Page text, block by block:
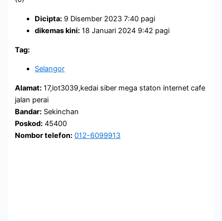
Dicipta: 9 Disember 2023 7:40 pagi
dikemas kini: 18 Januari 2024 9:42 pagi
Tag:
Selangor
Alamat: 17,lot3039,kedai siber mega staton internet cafe
jalan perai
Bandar: Sekinchan
Poskod: 45400
Nombor telefon: 012-6099913